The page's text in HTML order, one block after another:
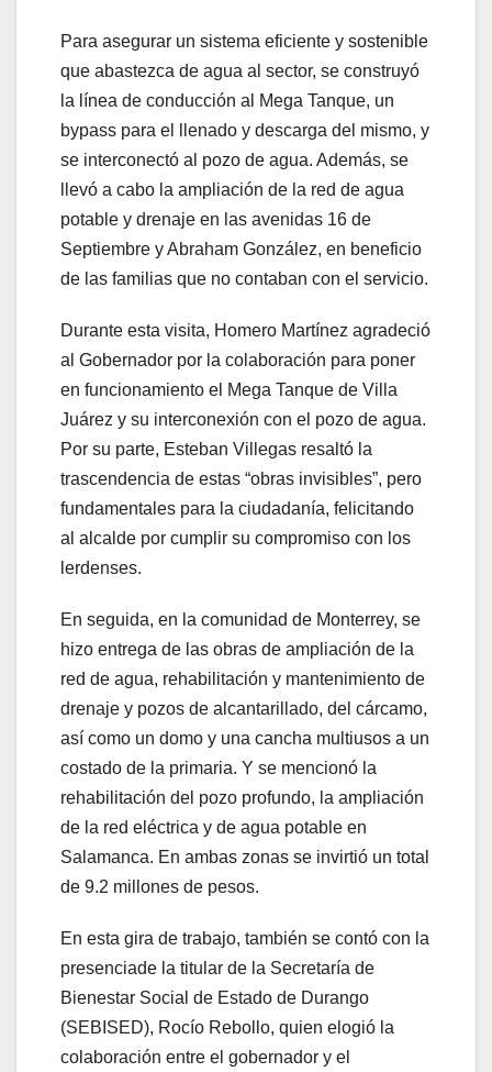
Para asegurar un sistema eficiente y sostenible
que abastezca de agua al sector, se construyó
la línea de conducción al Mega Tanque, un
bypass para el llenado y descarga del mismo, y
se interconectó al pozo de agua. Además, se
llevó a cabo la ampliación de la red de agua
potable y drenaje en las avenidas 16 de
Septiembre y Abraham González, en beneficio
de las familias que no contaban con el servicio.
Durante esta visita, Homero Martínez agradeció
al Gobernador por la colaboración para poner
en funcionamiento el Mega Tanque de Villa
Juárez y su interconexión con el pozo de agua.
Por su parte, Esteban Villegas resaltó la
trascendencia de estas “obras invisibles”, pero
fundamentales para la ciudadanía, felicitando
al alcalde por cumplir su compromiso con los
lerdenses.
En seguida, en la comunidad de Monterrey, se
hizo entrega de las obras de ampliación de la
red de agua, rehabilitación y mantenimiento de
drenaje y pozos de alcantarillado, del cárcamo,
así como un domo y una cancha multiusos a un
costado de la primaria. Y se mencionó la
rehabilitación del pozo profundo, la ampliación
de la red eléctrica y de agua potable en
Salamanca. En ambas zonas se invirtió un total
de 9.2 millones de pesos.
En esta gira de trabajo, también se contó con la
presenciade la titular de la Secretaría de
Bienestar Social de Estado de Durango
(SEBISED), Rocío Rebollo, quien elogió la
colaboración entre el gobernador y el